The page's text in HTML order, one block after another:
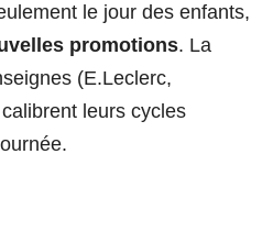
le jour des enfants,
promotions. La
(E.Leclerc,
leurs cycles